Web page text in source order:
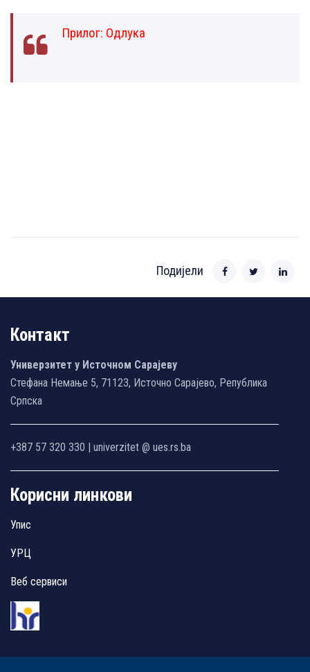
Прилог: Одлука
Подијели
Контакт
Универзитет у Источном Сарајеву
Стефана Немање 5, 71123, Источно Сарајево, Република
Српска
+387 57 320 330 | univerzitet @ ues.rs.ba
Корисни линкови
Упис
УРЦ
Веб сервиси